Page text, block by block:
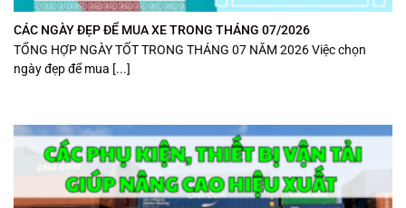
CÁC NGÀY ĐẸP ĐỂ MUA XE TRONG THÁNG 07/2026
TỔNG HỢP NGÀY TỐT TRONG THÁNG 07 NĂM 2026 Việc chọn
ngày đẹp để mua [...]